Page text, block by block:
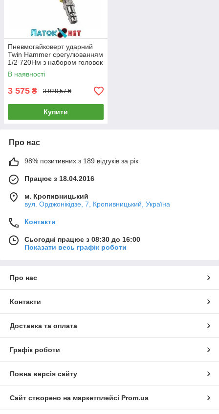
Пневмогайковерт ударний
Twin Hammer срегулюванням
1/2 720Hм з набором головок
RT-5270K(FK) ForceKraft
В наявності
3 575 ₴ 3 928,57 ₴
Купити
Про нас
98% позитивних з 189 відгуків за рік
Працює з 18.04.2016
м. Кропивницький
вул. Орджонікідзе, 7, Кропивницький, Україна
Контакти
Сьогодні працює з 08:30 до 16:00
Показати весь графік роботи
Про нас
Контакти
Доставка та оплата
Графік роботи
Повна версія сайту
Сайт створено на маркетплейсі Prom.ua